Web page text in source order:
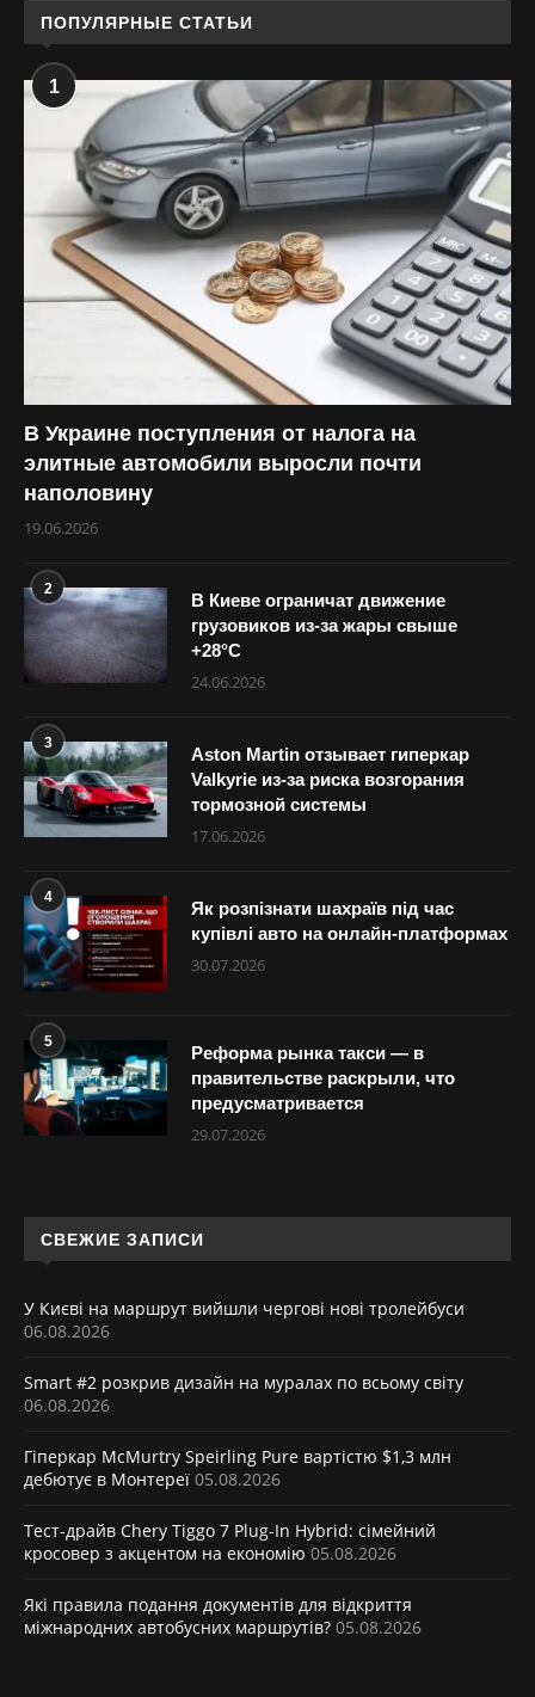
ПОПУЛЯРНЫЕ СТАТЬИ
1
В Украине поступления от налога на
элитные автомобили выросли почти
наполовину
19.06.2026
2
В Киеве ограничат движение
грузовиков из-за жары свыше
+28°С
24.06.2026
3
Aston Martin отзывает гиперкар
Valkyrie из-за риска возгорания
тормозной системы
17.06.2026
4
Як розпізнати шахраїв під час
купівлі авто на онлайн-платформах
30.07.2026
5
Реформа рынка такси — в
правительстве раскрыли, что
предусматривается
29.07.2026
СВЕЖИЕ ЗАПИСИ
У Києві на маршрут вийшли чергові нові тролейбуси
06.08.2026
Smart #2 розкрив дизайн на муралах по всьому світу
06.08.2026
Гіперкар McMurtry Speirling Pure вартістю $1,3 млн
дебютує в Монтереї 05.08.2026
Тест-драйв Chery Tiggo 7 Plug-In Hybrid: сімейний
кросовер з акцентом на економію 05.08.2026
Які правила подання документів для відкриття
міжнародних автобусних маршрутів? 05.08.2026